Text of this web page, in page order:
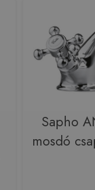
Sapho
mosdó